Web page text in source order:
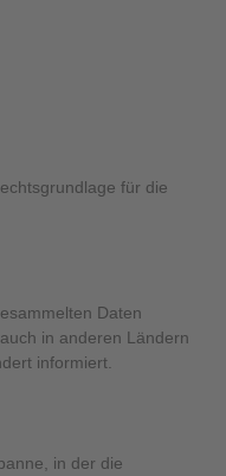
für die
Daten
in anderen Ländern
informiert.
in der die